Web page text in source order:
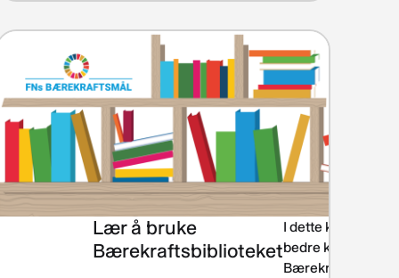
Lær å bruke
Bærekraftsbiblioteket
I dette kurset blir
bedre kjent med